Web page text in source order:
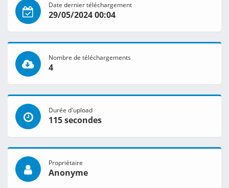
Date dernier téléchargement
29/05/2024 00:04
Nombre de téléchargements
4
Durée d'upload
115 secondes
Propriétaire
Anonyme